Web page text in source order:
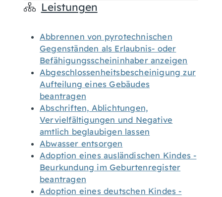
Leistungen
Abbrennen von pyrotechnischen
Gegenständen als Erlaubnis- oder
Befähigungsscheininhaber anzeigen
Abgeschlossenheitsbescheinigung zur
Aufteilung eines Gebäudes
beantragen
Abschriften, Ablichtungen,
Vervielfältigungen und Negative
amtlich beglaubigen lassen
Abwasser entsorgen
Adoption eines ausländischen Kindes -
Beurkundung im Geburtenregister
beantragen
Adoption eines deutschen Kindes -